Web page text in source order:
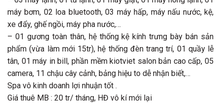
máy bơm, 02 loa bluetooth, 03 máy hấp, máy nấu nước, kệ,
xe đẩy, ghế ngồi, máy pha nước,…
– 01 gương toàn thân, hệ thống kệ kính trưng bày bán sản
phẩm (vừa làm mới 15tr), hệ thống đèn trang trí, 01 quầy lễ
tân, 01 máy in bill, phần mềm kiotviet salon bản cao cấp, 05
camera, 11 chậu cây cảnh, bảng hiệu to dễ nhận biết,…
Spa vô kinh doanh lợi nhuận tốt .
Giá thuê MB : 20 tr/ tháng, HĐ vô kí mới lại